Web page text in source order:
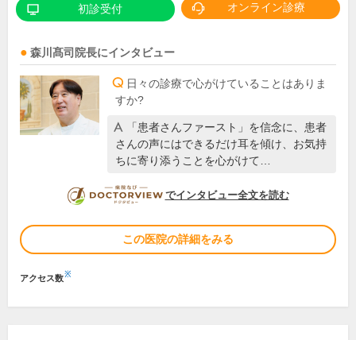
初診受付 オンライン診療
森川髙司 院長にインタビュー
日々の診療で心がけていることはありま
すか?
「患者さんファースト」を信念に、患者
さんの声にはできるだけ耳を傾け、お気持
ちに寄り添うことを心がけて…
DOCTORVIEW
でインタビュー全文を読む
この医院の詳細をみる
アクセス数※